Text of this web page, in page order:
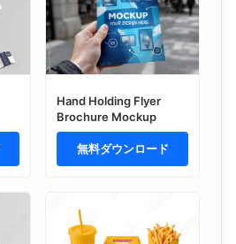
Hand Holding Flyer
Brochure Mockup
無料ダウンロード